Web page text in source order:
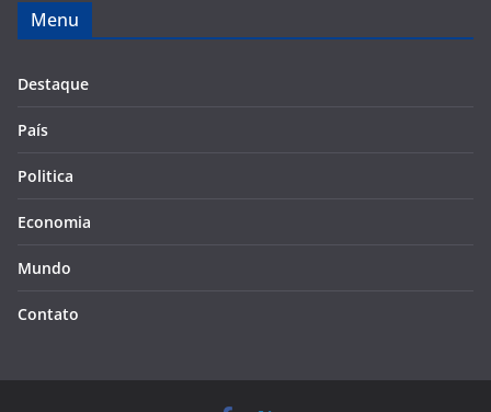
Menu
Destaque
País
Politica
Economia
Mundo
Contato